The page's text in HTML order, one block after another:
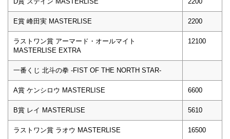
E賞 峰田実 MASTERLISE 2200
ラストワン賞 アーマード・オールマイト
MASTERLISE EXTRA
12100
一番くじ 北斗の拳 -FIST OF THE NORTH STAR-
A賞 ケンシロウ MASTERLISE 6600
B賞 レイ MASTERLISE 5610
ラストワン賞 ラオウ MASTERLISE 16500